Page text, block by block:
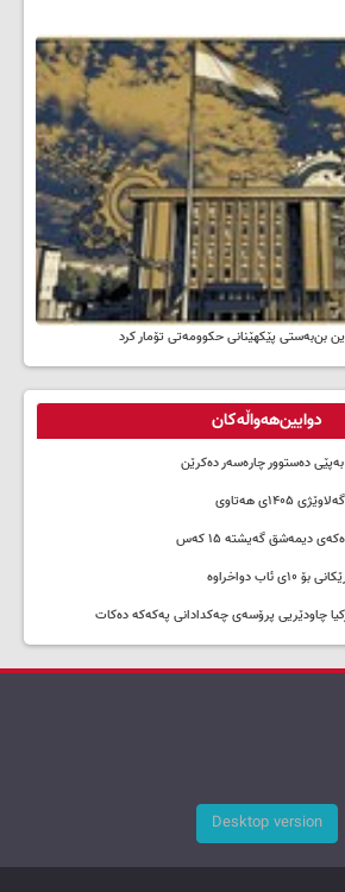
بن‌بەستی پێکهێنانی حکوومەتی تۆمار کرد
دوایین‌هەواڵەکان
دەستوور چارەسەر دەکرێن
دیمەشق گەیشتە ۱۵ کەس
دواخراوە
چاودێریی پرۆسەی چەکدادانی پەکەکە دەکات
Desktop version